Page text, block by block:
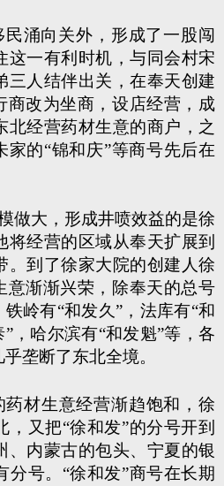
涌向关外，形成了一股闯
这一有利时机，与同会村宋
三人结伴出关，在奉天创建
商改为坐商，设店经营，成
北经营药材生意的商户，之
家的“锦和庆”等商号先后在
做大，形成井喷效益的是徐
将经营的区域从奉天扩展到
。到了徐家大院的创建人徐
意渐渐兴荣，除奉天的总号
岭有“和发久”，法库有“和
，哈尔滨有“和发魁”等，各
垄断了东北全境。
药材生意经营渐趋饱和，徐
又把“徐和发”的分号开到
、内蒙古的包头、宁夏的银
分号。“徐和发”商号在长期